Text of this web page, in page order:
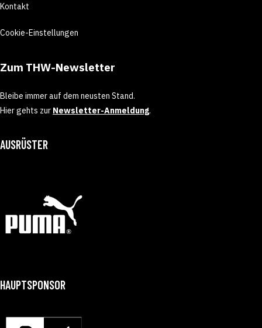
Kontakt
Cookie-Einstellungen
Zum THW-Newsletter
Bleibe immer auf dem neusten Stand.
Hier gehts zur Newsletter-Anmeldung.
AUSRÜSTER
HAUPTSPONSOR